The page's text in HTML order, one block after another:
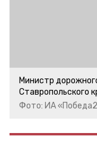
Министр
Ставропольского
Фото: ИА